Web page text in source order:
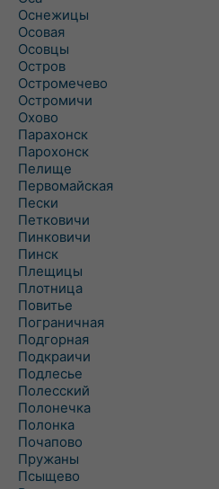
Оснежицы
Осовая
Осовцы
Остров
Остромечево
Остромичи
Охово
Парахонск
Парохонск
Пелище
Первомайская
Пески
Петковичи
Пинковичи
Пинск
Плещицы
Плотница
Повитье
Пограничная
Подгорная
Подкраичи
Подлесье
Полесский
Полонечка
Полонка
Почапово
Пружаны
Псыщево